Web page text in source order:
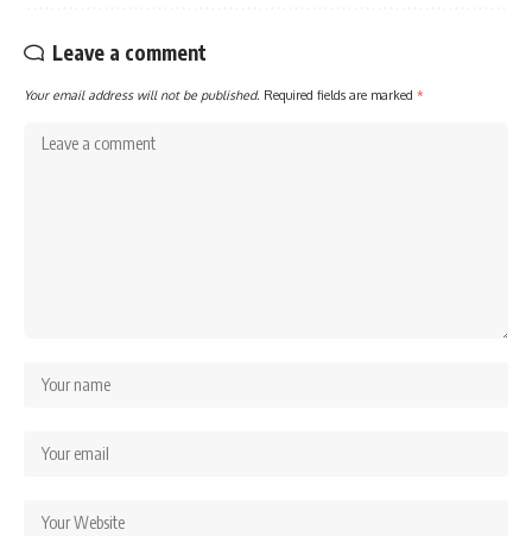
Leave a comment
Your email address will not be published. Required fields are marked *